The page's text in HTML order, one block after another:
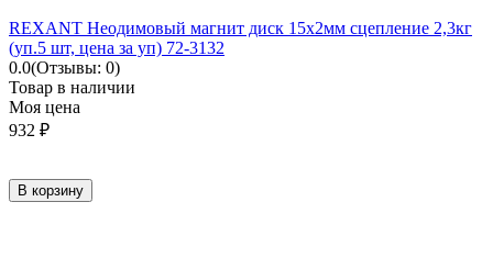
REXANT Неодимовый магнит диск 15х2мм сцепление 2,3кг
(уп.5 шт, цена за уп) 72-3132
0.0(Отзывы: 0)
Товар в наличии
Моя цена
932 ₽
В корзину